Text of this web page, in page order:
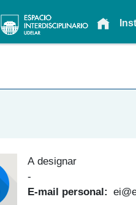
Main
A designar
-
E-mail personal